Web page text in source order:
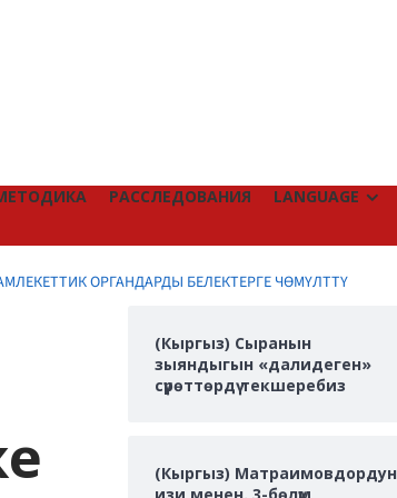
РАССЛЕДОВАНИЯ LANGUAGE
ОРГАНДАРДЫ БЕЛЕКТЕРГЕ ЧӨМҮЛТТҮ
(Кыргыз) Сыранын
зыяндыгын «далидеген»
сүрөттөрдү текшеребиз
(Кыргыз) Матраимовдордун